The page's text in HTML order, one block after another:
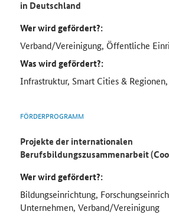
in Deutschland
Wer wird gefördert?:
Verband/Vereinigung, Öffentliche
Was wird gefördert?:
Infrastruktur, Smart Cities &
FÖRDERPROGRAMM
Projekte der internationalen
Berufsbildungszusammenarbeit
Wer wird gefördert?:
Bildungseinrichtung,
Unternehmen, Verband/Vereinigung